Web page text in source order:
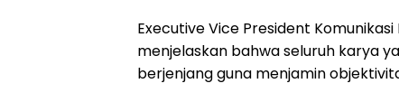
Executive Vice President
menjelaskan bahwa seluruh karya
berjenjang guna menjamin